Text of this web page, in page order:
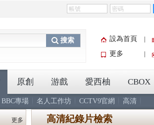
搜索 設為首頁
更多
BBC專場 名人工作坊 CCTV9官網 高清
原創 游戲 愛西柚 CBOX
更多 高清紀錄片檢索